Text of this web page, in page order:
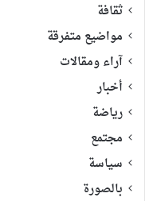
ثقافة
مواضيع متفرقة
آراء ومقالات
أخبار
رياضة
مجتمع
سياسة
بالصورة